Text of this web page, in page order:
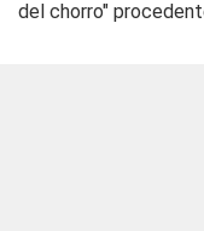
del chorro"